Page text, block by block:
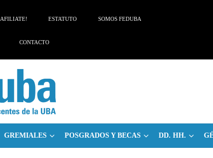
AFILIATE! ESTATUTO SOMOS FEDUBA
CONTACTO
GREMIALES POSGRADOS Y BECAS DD. HH.